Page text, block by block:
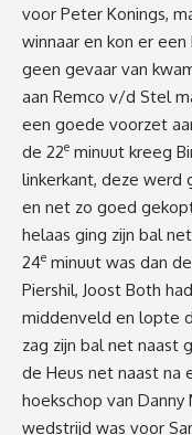
voor Peter Konings,
winnaar en kon er
geen gevaar van
aan Remco v/d Stel
een goede voorzet
de 22e minuut kreeg
linkerkant, deze werd
en net zo goed
helaas ging zijn bal
24e minuut was dan
Piershil, Joost Both
middenveld en lopte
zag zijn bal net naast
de Heus net naast na
hoekschop van
wedstrijd was voor